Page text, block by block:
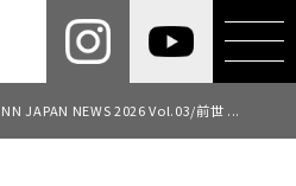
JAPAN NEWS 2026 Vol.03/前世 ...